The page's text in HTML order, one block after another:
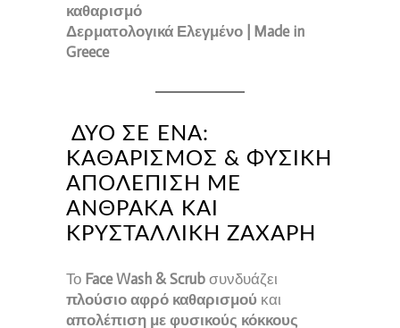
καθαρισμό
Δερματολογικά Ελεγμένο | Made in
Greece
ΔΎΟ ΣΕ ΈΝΑ:
ΚΑΘΑΡΙΣΜΌΣ & ΦΥΣΙΚΉ
ΑΠΟΛΈΠΙΣΗ ΜΕ
ΆΝΘΡΑΚΑ ΚΑΙ
ΚΡΥΣΤΑΛΛΙΚΉ ΖΆΧΑΡΗ
Το Face Wash & Scrub συνδυάζει
πλούσιο αφρό καθαρισμού και
απολέπιση με φυσικούς κόκκους